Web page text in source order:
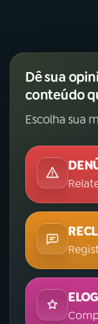
Dê sua
conteúdo
Escolha sua